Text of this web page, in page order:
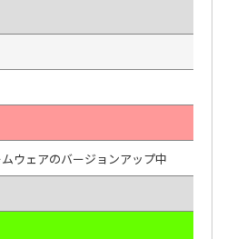
ウェアのバージョンアップ中